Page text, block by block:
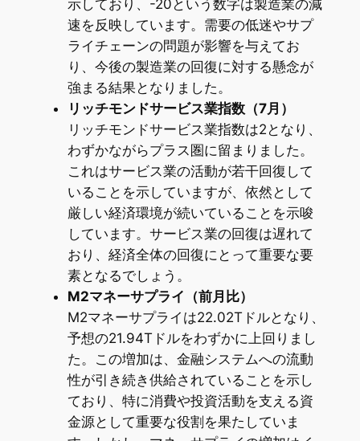
示しており、-20という数字は製造業の減
速を反映しています。需要の低迷やサプ
ライチェーンの問題が影響を与えてお
り、今後の製造業の回復に対する懸念が
強まる結果となりました。
リッチモンドサービス業指数（7月）
リッチモンドサービス業指数は2となり、
わずかながらプラス圏に留まりました。
これはサービス業の活動が若干回復して
いることを示していますが、依然として
厳しい経済環境が続いていることを示唆
しています。サービス業の回復は遅れて
おり、経済全体の回復にとって重要な要
素となるでしょう。
M2マネーサプライ（前月比）
M2マネーサプライは22.02Tドルとなり、
予想の21.94Tドルをわずかに上回りまし
た。この増加は、金融システムへの流動
性が引き続き供給されていることを示し
ており、特に消費や投資活動を支える資
金源として重要な役割を果たしていま